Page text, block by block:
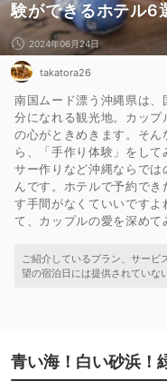
験ができるホテル6
2024年06月24日
takatora26
南国ムード漂う沖縄県は
分になれる観光地。カッ
の心がときめきます。そ
ら、「手作り体験」をし
サー作りなど沖縄ならで
んです。ホテルで予約で
す手間がなくていいです
て、カップルの愛を深め
青い海！白い砂浜！